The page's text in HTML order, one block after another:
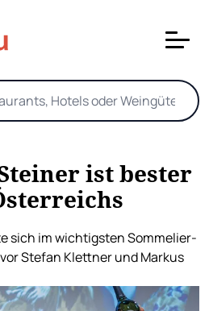
ist bester
sich im wichtigsten Sommelier-
Stefan Klettner und Markus